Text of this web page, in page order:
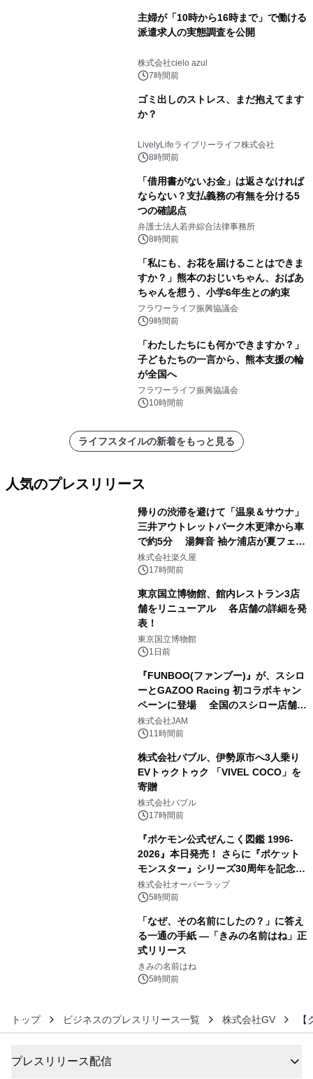
主婦が「10時から16時まで」で働ける
派遣求人の実態調査を公開
株式会社cielo azul
7時間前
ゴミ出しのストレス、まだ抱えてます
か？
LivelyLifeライブリーライフ株式会社
8時間前
「借用書がないお金」は返さなければ
ならない？支払義務の有無を分ける5
つの確認点
弁護士法人若井綜合法律事務所
8時間前
「私にも、お花を届けることはできま
すか？」熊本のおじいちゃん、おばあ
ちゃんを想う、小学6年生との約束
フラワーライフ振興協議会
9時間前
「わたしたちにも何かできますか？」
子どもたちの一言から、熊本支援の輪
が全国へ
フラワーライフ振興協議会
10時間前
ライフスタイルの新着をもっと見る
人気のプレスリリース
帰りの渋滞を避けて「温泉＆サウナ」
三井アウトレットパーク木更津から車
で約5分 湯舞音 袖ケ浦店が夏フェア
メニューを提供
株式会社楽久屋
17時間前
東京国立博物館、館内レストラン3店
舗をリニューアル 各店舗の詳細を発
表！
東京国立博物館
1日前
『FUNBOO(ファンブー)』が、スシロ
ーとGAZOO Racing 初コラボキャン
ペーンに登場 全国のスシロー店舗で
GR 4車種の FUNBOO(ミニカー)付き
メニューが展開されます
株式会社JAM
11時間前
株式会社バブル、伊勢原市へ3人乗り
EVトゥクトゥク 「VIVEL COCO」を
寄贈
株式会社バブル
17時間前
『ポケモン公式ぜんこく図鑑 1996-
2026』本日発売！ さらに『ポケット
モンスター』シリーズ30周年を記念し
た画集『ポケットモンスター ビジュア
ルアートブック』の発売決定！ 2026
株式会社オーバーラップ
5時間前
「なぜ、その名前にしたの？」に答え
る一通の手紙 ―「きみの名前はね」正
式リリース
きみの名前はね
5時間前
トップ ビジネスのプレスリリース一覧 株式会社GV
プレスリリース配信